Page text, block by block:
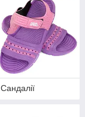
Сандалії